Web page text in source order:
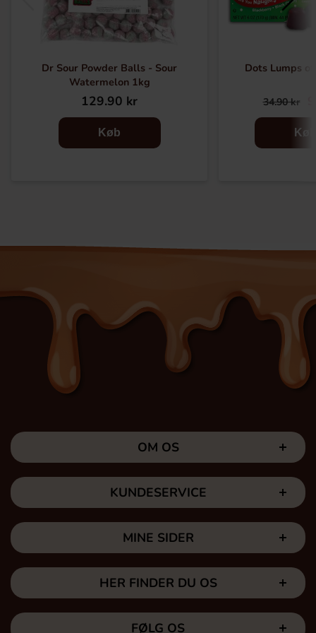
Dr Sour Powder Balls - Sour
Watermelon 1kg
129.90 kr
Køb
Dots Lumps
34.90 kr
Køb
OM OS
KUNDESERVICE
MINE SIDER
HER FINDER DU OS
FØLG OS